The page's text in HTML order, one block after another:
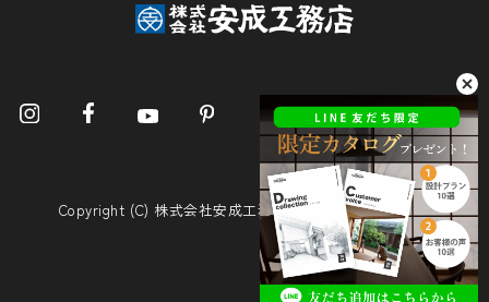
Copyright (C) 株式会社安成工務店. All Rights Reserved.